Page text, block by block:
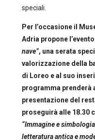
speciali.
Per l’occasionei
Adria proponel’evento
nave”, una serata
valorizzazione della
di Loreo ea suo
programma prenderà
presentazione del
proseguirà alle18.30
“Immagine e
letteratura antica e